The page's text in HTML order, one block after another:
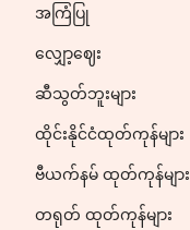
အကြံပြု
လျှော့ဈေး
ဆီသွတ်ဘူးများ
ထိုင်းနိုင်ငံထုတ်ကုန်များ
ဗီယက်နမ် ထုတ်ကုန်များ
တရုတ် ထုတ်ကုန်များ